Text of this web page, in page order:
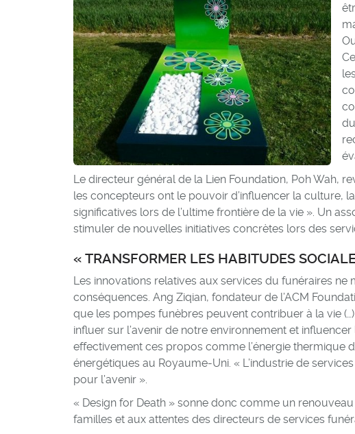
Le directeur général de la Lien Foundation, Poh Wah,
les concepteurs ont le pouvoir d’influencer la culture,
significatives lors de l’ultime frontière de la vie ». Un
stimuler de nouvelles initiatives concrètes lors des
« TRANSFORMER LES HABITUDES
Les innovations relatives aux services du funéraires
conséquences. Ang Ziqian, fondateur de l’ACM
que les pompes funèbres peuvent contribuer à la vie
influer sur l’avenir de notre environnement et
effectivement ces propos comme l’énergie thermique
énergétiques au Royaume-Uni. « L’industrie de
pour l’avenir ».
« Design for Death » sonne donc comme un
familles et aux attentes des directeurs de services